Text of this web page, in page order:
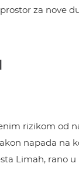
za nove
rizikom od
napada na
Limah, rano u